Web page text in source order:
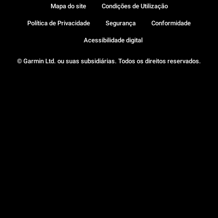
© Garmin Ltd. ou suas subsidiárias. Todos os direitos reservados.
Mapa do site Condições de Utilização
Política de Privacidade Segurança Conformidade
Acessibilidade digital